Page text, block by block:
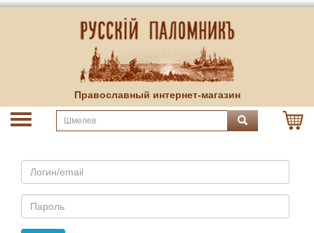
Православный интернет-магазин
Email
Пароль